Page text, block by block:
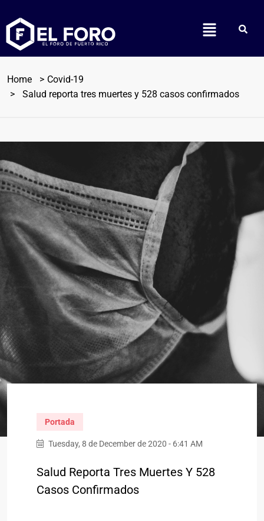
Home
Covid-19
Salud reporta tres muertes y 528 casos confirmados
Portada
Tuesday, 8 de December de 2020 - 6:41 AM
Salud Reporta Tres Muertes Y 528
Casos Confirmados